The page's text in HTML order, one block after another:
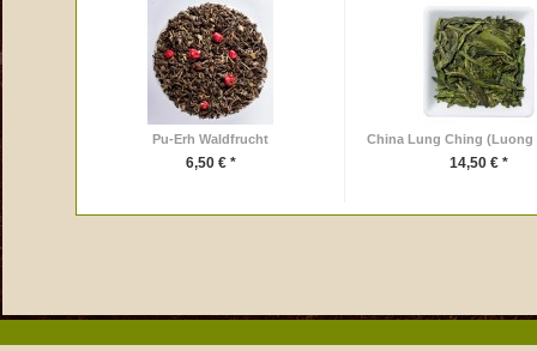
Pu-Erh Waldfrucht
6,50 € *
China Lung Ching (Luong
14,50 € *